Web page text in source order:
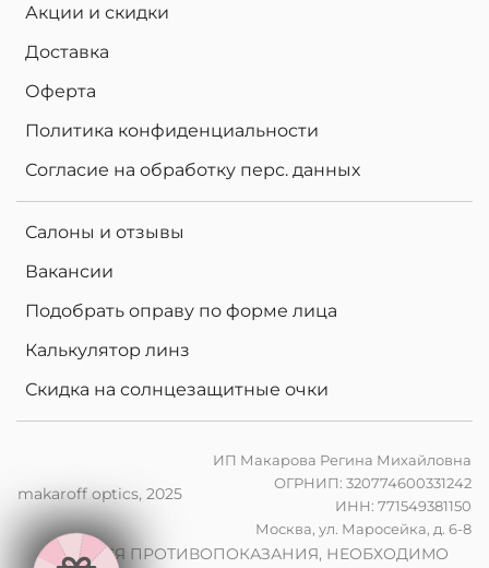
Акции и скидки
Доставка
Оферта
Политика конфиденциальности
Согласие на обработку перс. данных
Салоны и отзывы
Вакансии
Подобрать оправу по форме лица
Калькулятор линз
Скидка на солнцезащитные очки
makaroff optics, 2025
ИП Макарова Регина Михайловна
ОГРНИП: 320774600331242
ИНН: 771549381150
Москва, ул. Маросейка, д. 6-8
ИМЕЮТСЯ ПРОТИВОПОКАЗАНИЯ, НЕОБХОДИМО